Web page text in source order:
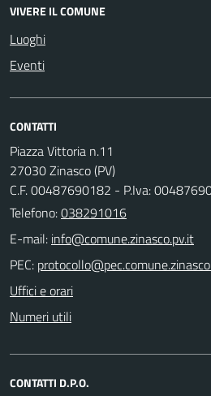
VIVERE IL COMUNE
Luoghi
Eventi
CONTATTI
Piazza Vittoria n.11
27030 Zinasco (PV)
C.F. 00487690182 - P.Iva:
Telefono:038291016
E-mail:
PEC:
Uffici e orari
Numeri utili
CONTATTI D.P.O.